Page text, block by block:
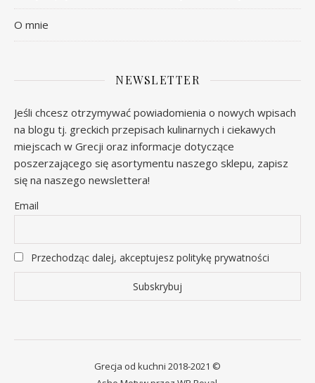
O mnie
NEWSLETTER
Jeśli chcesz otrzymywać powiadomienia o nowych wpisach
na blogu tj. greckich przepisach kulinarnych i ciekawych
miejscach w Grecji oraz informacje dotyczące
poszerzającego się asortymentu naszego sklepu, zapisz
się na naszego newslettera!
Email
Przechodząc dalej, akceptujesz politykę prywatności
Grecja od kuchni 2018-2021 ©